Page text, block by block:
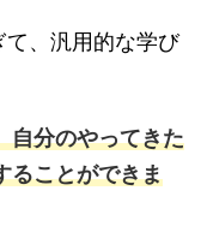
、汎用的な学び
自分のやってきた
ることができま